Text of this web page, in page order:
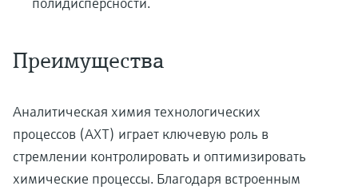
Преимущества
Аналитическая химия технологических
процессов (АХТ) играет ключевую роль в
стремлении контролировать и оптимизировать
химические процессы. Благодаря встроенным